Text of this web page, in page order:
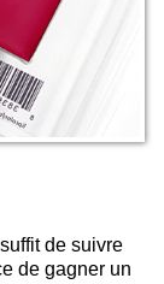
de suivre
de gagner un